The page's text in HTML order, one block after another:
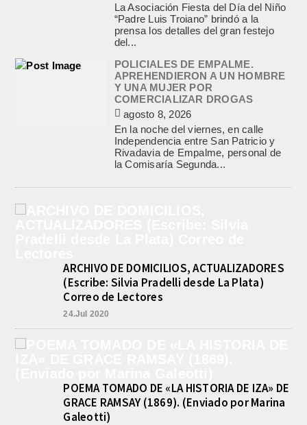
La Asociación Fiesta del Día del Niño
“Padre Luis Troiano” brindó a la
prensa los detalles del gran festejo
del...
POLICIALES DE EMPALME.
APREHENDIERON A UN HOMBRE
Y UNA MUJER POR
COMERCIALIZAR DROGAS
agosto 8, 2026
En la noche del viernes, en calle
Independencia entre San Patricio y
Rivadavia de Empalme, personal de
la Comisaría Segunda...
ARCHIVO DE DOMICILIOS, ACTUALIZADORES
(Escribe: Silvia Pradelli desde La Plata)
Correo de Lectores
24.Jul 2020
POEMA TOMADO DE «LA HISTORIA DE IZA» DE
GRACE RAMSAY (1869). (Enviado por Marina
Galeotti)